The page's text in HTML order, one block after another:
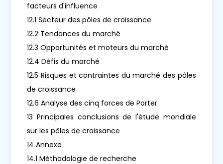
facteurs d'influence
12.1 Secteur des pôles de croissance
12.2 Tendances du marché
12.3 Opportunités et moteurs du marché
12.4 Défis du marché
12.5 Risques et contraintes du marché des pôles
de croissance
12.6 Analyse des cinq forces de Porter
13 Principales conclusions de l'étude mondiale
sur les pôles de croissance
14 Annexe
14.1 Méthodologie de recherche